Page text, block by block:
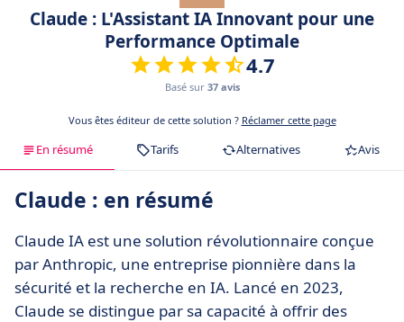
Claude : L'Assistant IA Innovant pour une
Performance Optimale
4.7
Basé sur 37 avis
Vous êtes éditeur de cette solution ? Réclamer cette page
En résumé Tarifs Alternatives Avis
Claude : en résumé
Claude IA est une solution révolutionnaire conçue
par Anthropic, une entreprise pionnière dans la
sécurité et la recherche en IA. Lancé en 2023,
Claude se distingue par sa capacité à offrir des